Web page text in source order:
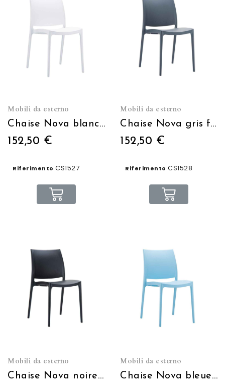
Mobili da esterno
Chaise Nova blanche empilable
152,50 €
Riferimento CS1527
Mobili da esterno
Chaise Nova gris foncé empilable
152,50 €
Riferimento CS1528
Mobili da esterno
Chaise Nova noire empilable
Mobili da esterno
Chaise Nova bleue empilable